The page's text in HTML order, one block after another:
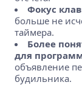
Фокус
больше не
таймера.
Более
для
объявление
будильника.